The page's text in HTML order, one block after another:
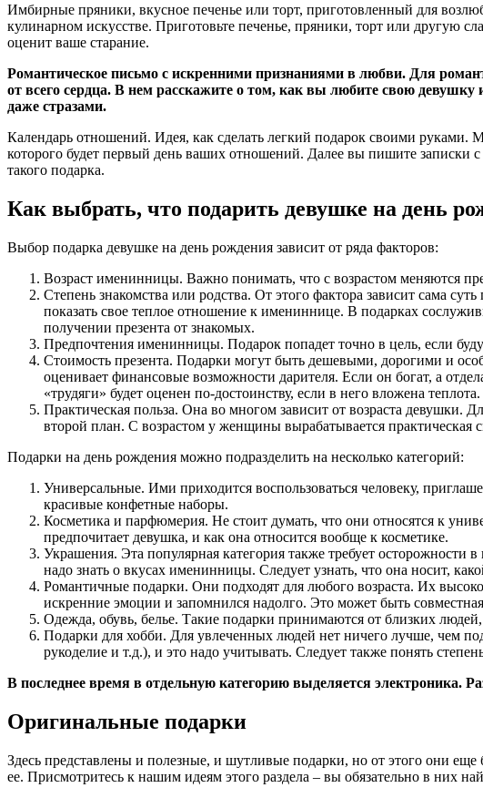
Имбирные пряники, вкусное печенье или торт, приготовленный для
кулинарном искусстве. Приготовьте печенье, пряники, торт или другую
оценит ваше старание.
Романтическое письмо с искренними признаниями в любви. Для
от всего сердца. В нем расскажите о том, как вы любите свою
даже стразами.
Календарь отношений. Идея, как сделать легкий подарок своими
которого будет первый день ваших отношений. Далее вы пишите записки
такого подарка.
Как выбрать, что подарить девушке на день
Выбор подарка девушке на день рождения зависит от ряда факторов:
Возраст именинницы. Важно понимать, что с возрастом меняются
Степень знакомства или родства. От этого фактора зависит сама
показать свое теплое отношение к имениннице. В подарках
получении презента от знакомых.
Предпочтения именинницы. Подарок попадет точно в цель, если
Стоимость презента. Подарки могут быть дешевыми, дорогими и
оценивает финансовые возможности дарителя. Если он богат, а
«трудяги» будет оценен по-достоинству, если в него вложена
Практическая польза. Она во многом зависит от возраста
второй план. С возрастом у женщины вырабатывается практическая
Подарки на день рождения можно подразделить на несколько категорий:
Универсальные. Ими приходится воспользоваться человеку,
красивые конфетные наборы.
Косметика и парфюмерия. Не стоит думать, что они относятся к
предпочитает девушка, и как она относится вообще к косметике.
Украшения. Эта популярная категория также требует
надо знать о вкусах именинницы. Следует узнать, что она носит,
Романтичные подарки. Они подходят для любого возраста. Их
искренние эмоции и запомнился надолго. Это может быть
Одежда, обувь, белье. Такие подарки принимаются от близких
Подарки для хобби. Для увлеченных людей нет ничего лучше, чем
рукоделие и т.д.), и это надо учитывать. Следует также понять
В последнее время в отдельную категорию выделяется электроника.
Оригинальные подарки
Здесь представлены и полезные, и шутливые подарки, но от этого они
ее. Присмотритесь к нашим идеям этого раздела – вы обязательно в них